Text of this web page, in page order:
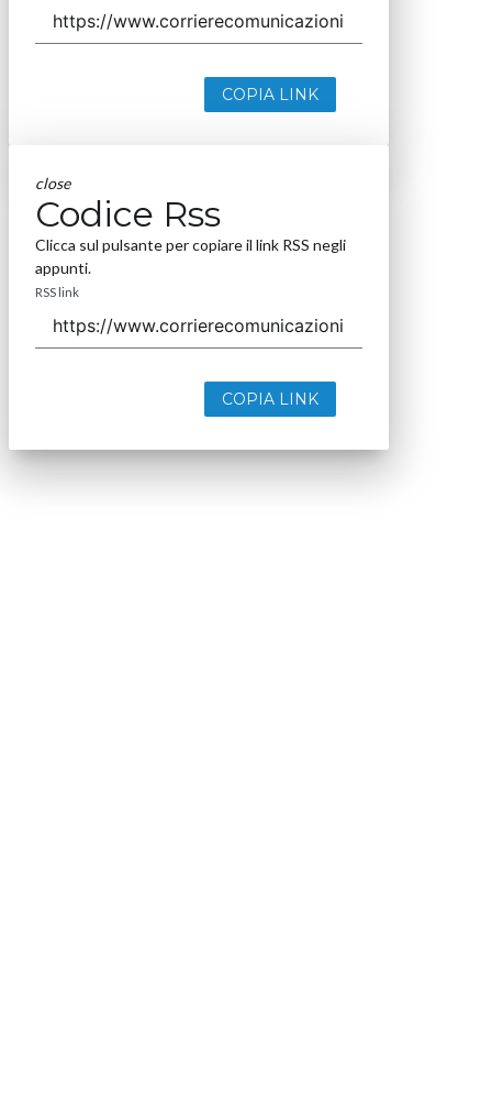
COPIA LINK
close
Codice Rss
Clicca sul pulsante per copiare il link RSS negli
appunti.
RSS link
COPIA LINK